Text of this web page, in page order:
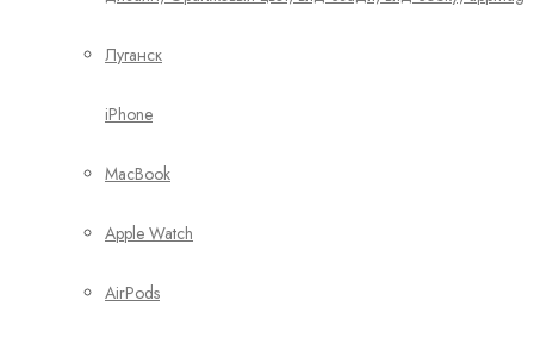
iPhone
MacBook
Apple Watch
AirPods